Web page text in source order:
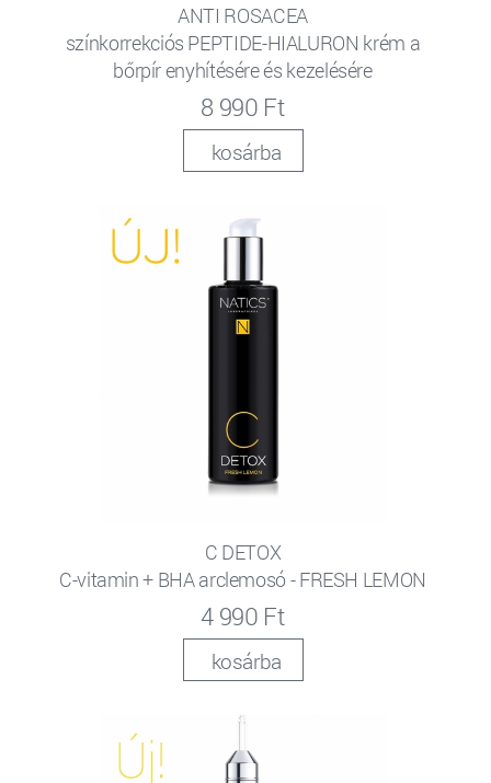
ANTI ROSACEA
színkorrekciós PEPTIDE-HIALURON krém a
bőrpír enyhítésére és kezelésére
8 990 Ft
kosárba
C DETOX
C-vitamin + BHA arclemosó - FRESH LEMON
4 990 Ft
kosárba